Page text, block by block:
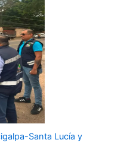
Santa Lucía y